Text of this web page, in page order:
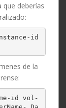
que deberías
id
de la
id vol-